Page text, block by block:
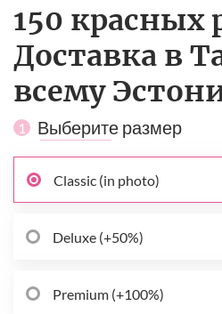
150 красных
Доставка в
всему
1 Выберите размер
Classic (in photo)
Deluxe (+50%)
Premium (+100%)